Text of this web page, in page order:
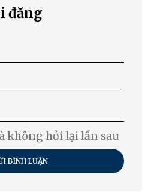
đăng
không hỏi lại lần sau
BÌNH LUẬN